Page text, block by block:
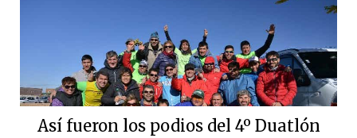
Así fueron los podios del 4º Duatlón